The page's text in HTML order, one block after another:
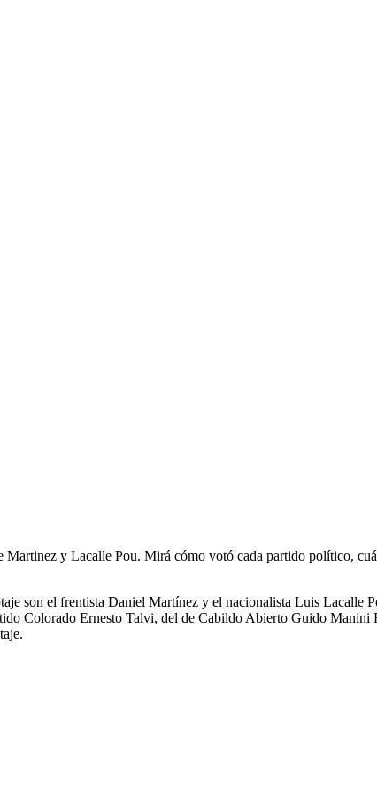
y Lacalle Pou. Mirá cómo votó cada partido político,
son el frentista Daniel Martínez y el nacionalista Luis Lacalle
Colorado Ernesto Talvi, del de Cabildo Abierto Guido Manini